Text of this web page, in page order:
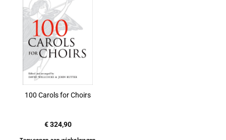
100 Carols for Choirs
€324,90